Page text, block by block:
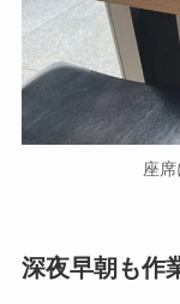
座席
深夜早朝も作